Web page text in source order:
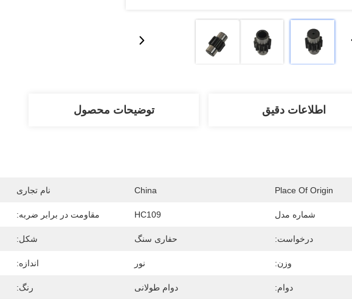
اطلاعات دقیق توضیحات محصول
Place Of Origin
China نام تجاری
شماره مدل HC109 مقاومت در برابر ضربه:
درخواست: حفاری سنگ شکل:
وزن: نور اندازه:
دوام: دوام طولانی رنگ: